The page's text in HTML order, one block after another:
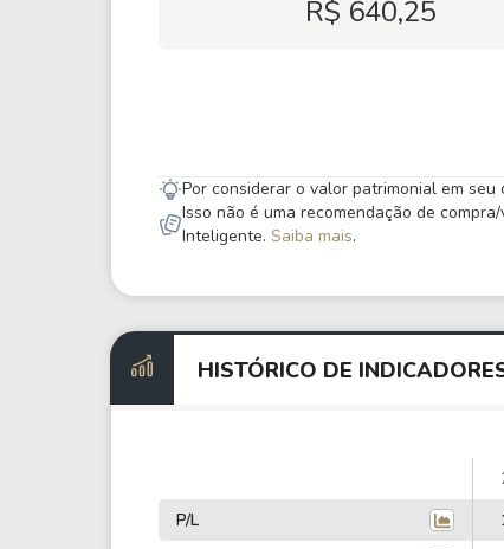
R$ 640,25
Por considerar o valor patrimonial em
Isso não é uma recomendação de
Inteligente. Saiba mais.
HISTÓRICO DE
P/L